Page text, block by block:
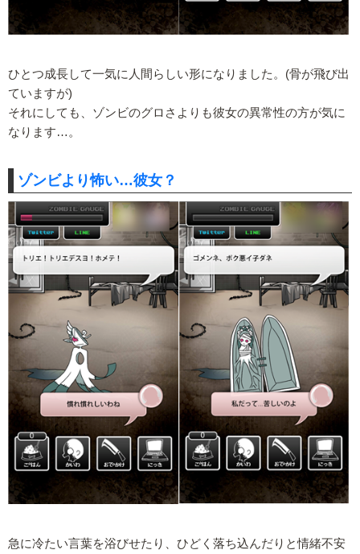
ひとつ成長して一気に人間らしい形になりました。(骨が飛び出
ていますが)
それにしても、ゾンビのグロさよりも彼女の異常性の方が気に
なります…。
ゾンビより怖い…彼女？
急に冷たい言葉を浴びせたり、ひどく落ち込んだりと情緒不安